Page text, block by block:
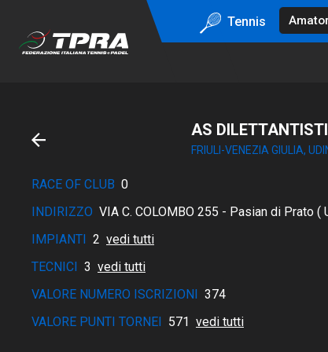
Tennis
AS
FRIULI-VENEZIA GIULIA,
RACE OF CLUB 0
INDIRIZZO VIA C. COLOMBO 255 - Pasian di Prato (
IMPIANTI 2 vedi tutti
TECNICI 3 vedi tutti
VALORE NUMERO ISCRIZIONI 374
VALORE PUNTI TORNEI 571 vedi tutti